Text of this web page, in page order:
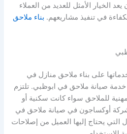
الخيار الأمثل للعديد من العملاء
في تنفيذ مشاريعهم. بناء ملاحق
على بناء ملاحق منازل في
صيانة ملاحق في ابوظبي. تلتزم
للملاحق سواء كانت سكنية أو
أوكساجون في صيانة ملاحق في
يحتاج إليها العميل من إصلاحات